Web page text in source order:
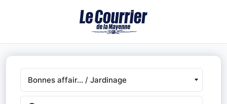
Bonnes affair... / Jardinage